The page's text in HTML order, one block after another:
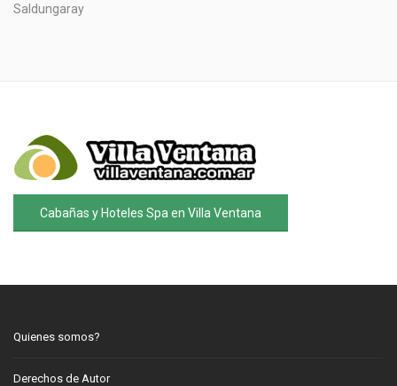
Saldungaray
Cabañas y Hoteles Spa en Villa Ventana
Quienes somos?
Derechos de Autor